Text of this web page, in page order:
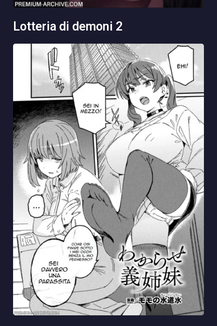
lotteria di demoni 2